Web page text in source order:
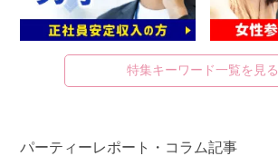
特集キーワード一覧を見る
パーティーレポート・コラム記事